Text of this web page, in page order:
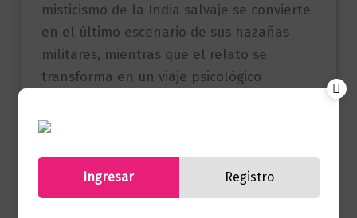
misticismo de la India salvaje se convierte
en el último escenario de sus hazañas
militares, mientras que el relato se
transforma en un viaje psicológico
un dios para el mundo, debe enfrentar su
9786287897106
Ingresar Registro